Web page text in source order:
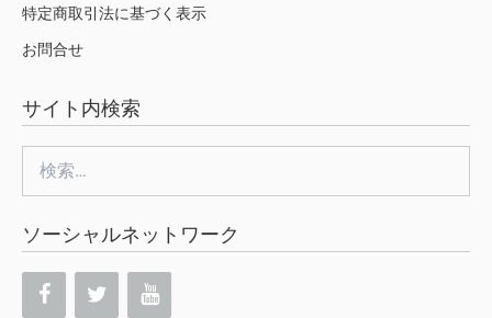
特定商取引法に基づく表示
お問合せ
サイト内検索
ソーシャルネットワーク